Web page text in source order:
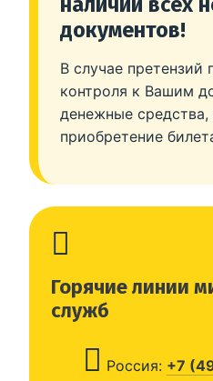
документов!
В случае претензий
контроля к Вашим
денежные средства,
приобретение
Горячие линии
служб
Россия: +7